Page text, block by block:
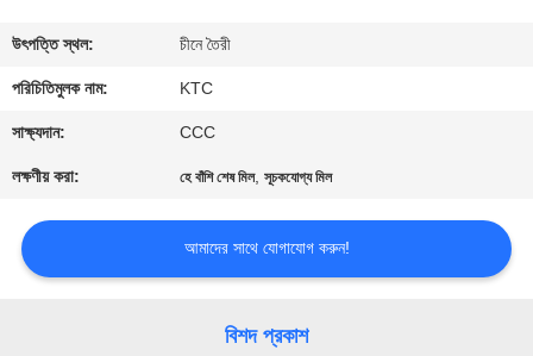
যোগাযোগ
করুন
উদ্ধৃতির
জন্য
আবেদন
উৎপত্তি স্থল: চীনে তৈরী
পরিচিতিমুলক নাম: KTC
সাক্ষ্যদান: CCC
লক্ষণীয় করা: হে বাঁশি শেষ মিল,সূচকযোগ্য মিল
আমাদের সাথে যোগাযোগ করুন!
বিশদ প্রকাশ